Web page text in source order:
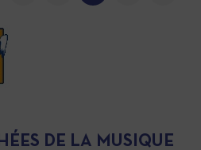
DE LA MUSIQUE